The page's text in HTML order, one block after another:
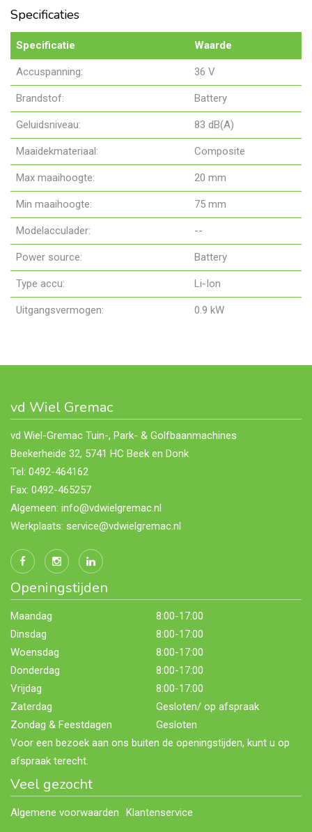
Specificaties
Specificatie Waarde
Accuspanning: 36 V
Brandstof: Battery
Geluidsniveau: 83 dB(A)
Maaidekmateriaal: Composite
Max maaihoogte: 20 mm
Min maaihoogte: 75 mm
Modelacculader: --
Power source: Battery
Type accu: Li-Ion
Uitgangsvermogen: 0.9 kW
vd Wiel Gremac
vd Wiel-Gremac Tuin-, Park- & Golfbaanmachines
Beekerheide 32, 5741 HC Beek en Donk
Tel: 0492-464162
Fax: 0492-465257
Algemeen: info@vdwielgremac.nl
Werkplaats: service@vdwielgremac.nl
Openingstijden
Maandag
8:00-17:00
Dinsdag
8:00-17:00
Woensdag
8:00-17:00
Donderdag
8:00-17:00
Vrijdag
8:00-17:00
Zaterdag
Gesloten/ op afspraak
Zondag & Feestdagen
Gesloten
Voor een bezoek aan ons buiten de openingstijden, kunt u op
afspraak terecht.
Veel gezocht
Algemene voorwaarden Klantenservice